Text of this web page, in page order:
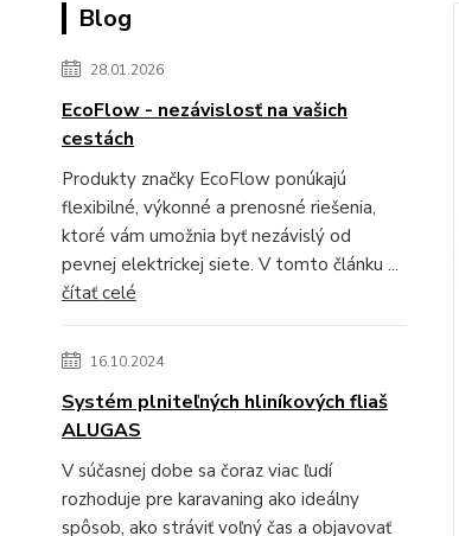
Blog
28.01.2026
EcoFlow - nezávislosť na vašich
cestách
Produkty značky EcoFlow ponúkajú
flexibilné, výkonné a prenosné riešenia,
ktoré vám umožnia byť nezávislý od
pevnej elektrickej siete. V tomto článku ...
čítať celé
16.10.2024
Systém plniteľných hliníkových fliaš
ALUGAS
V súčasnej dobe sa čoraz viac ľudí
rozhoduje pre karavaning ako ideálny
spôsob, ako stráviť voľný čas a objavovať